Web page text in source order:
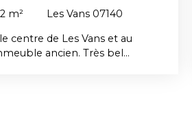
m²
Les Vans 07140
centre de Les Vans et au
ancien. Très bel